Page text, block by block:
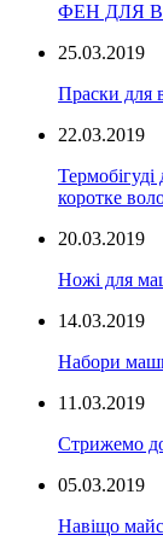
ФЕН ДЛЯ
25.03.2019
Праски для
22.03.2019
коротке
20.03.2019
Ножі для
14.03.2019
Набори
11.03.2019
Стрижемо
05.03.2019
Навіщо